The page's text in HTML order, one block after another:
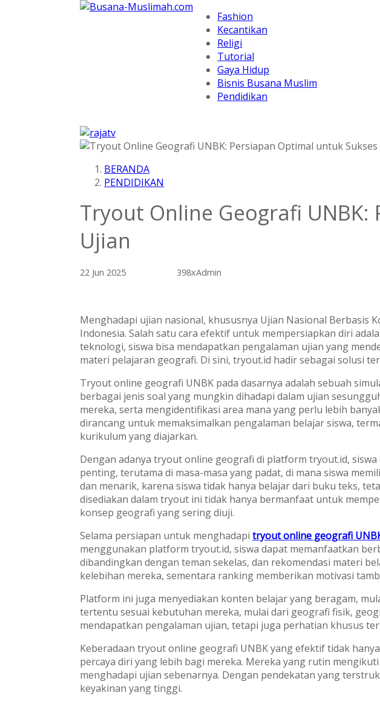
Fashion
Kecantikan
Religi
Tutorial
Gaya Hidup
Bisnis Busana Muslim
Pendidikan
BERANDA
PENDIDIKAN
Tryout Online Geografi
Ujian
22 Jun 2025 398xAdmin
Menghadapi ujian nasional, khususnya Ujian Nasional Berbasis
Indonesia. Salah satu cara efektif untuk mempersiapkan diri
teknologi, siswa bisa mendapatkan pengalaman ujian yang
materi pelajaran geografi. Di sini, tryout.id hadir sebagai solusi
Tryout online geografi UNBK pada dasarnya adalah sebuah
berbagai jenis soal yang mungkin dihadapi dalam ujian
mereka, serta mengidentifikasi area mana yang perlu lebih
dirancang untuk memaksimalkan pengalaman belajar siswa,
kurikulum yang diajarkan.
Dengan adanya tryout online geografi di platform tryout.id,
penting, terutama di masa-masa yang padat, di mana siswa
dan menarik, karena siswa tidak hanya belajar dari buku teks,
disediakan dalam tryout ini tidak hanya bermanfaat untuk
konsep geografi yang sering diuji.
Selama persiapan untuk menghadapi tryout online geografi
menggunakan platform tryout.id, siswa dapat memanfaatkan
dibandingkan dengan teman sekelas, dan rekomendasi materi
kelebihan mereka, sementara ranking memberikan motivasi
Platform ini juga menyediakan konten belajar yang beragam,
tertentu sesuai kebutuhan mereka, mulai dari geografi fisik,
mendapatkan pengalaman ujian, tetapi juga perhatian khusus
Keberadaan tryout online geografi UNBK yang efektif tidak
percaya diri yang lebih bagi mereka. Mereka yang rutin
menghadapi ujian sebenarnya. Dengan pendekatan yang
keyakinan yang tinggi.